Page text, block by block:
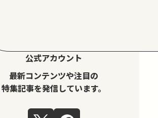
公式アカウント
最新コンテンツや注目の
特集記事を発信しています。